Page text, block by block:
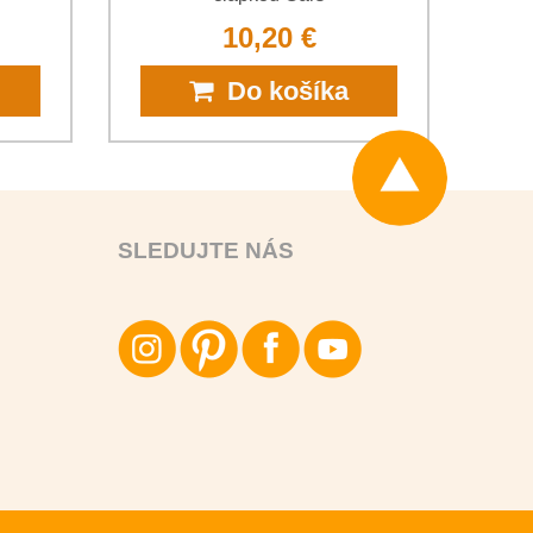
10,20 €
Do košíka
SLEDUJTE NÁS